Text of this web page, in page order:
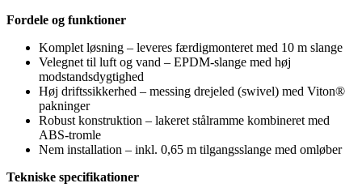
Fordele og funktioner
Komplet løsning – leveres færdigmonteret med 10 m slange
Velegnet til luft og vand – EPDM-slange med høj
modstandsdygtighed
Høj driftssikkerhed – messing drejeled (swivel) med Viton®
pakninger
Robust konstruktion – lakeret stålramme kombineret med
ABS-tromle
Nem installation – inkl. 0,65 m tilgangsslange med omløber
Tekniske specifikationer